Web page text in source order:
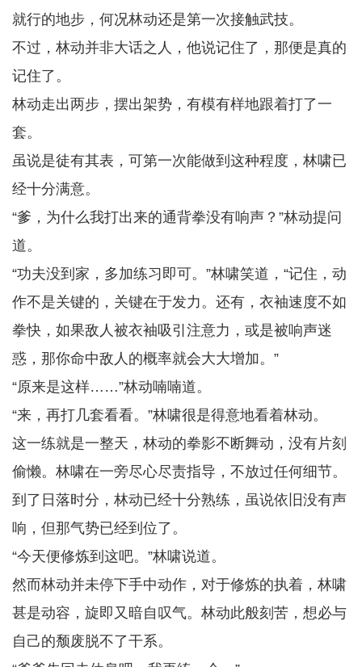
就行的地步，何况林动还是第一次接触武技。
不过，林动并非大话之人，他说记住了，那便是真的
记住了。
林动走出两步，摆出架势，有模有样地跟着打了一
套。
虽说是徒有其表，可第一次能做到这种程度，林啸已
经十分满意。
“爹，为什么我打出来的通背拳没有响声？”林动提问
道。
“功夫没到家，多加练习即可。”林啸笑道，“记住，动
作不是关键的，关键在于发力。还有，衣袖速度不如
拳快，如果敌人被衣袖吸引注意力，或是被响声迷
惑，那你命中敌人的概率就会大大增加。”
“原来是这样……”林动喃喃道。
“来，再打几套看看。”林啸很是得意地看着林动。
这一练就是一整天，林动的拳影不断舞动，没有片刻
偷懒。林啸在一旁尽心尽责指导，不放过任何细节。
到了日落时分，林动已经十分熟练，虽说依旧没有声
响，但那气势已经到位了。
“今天便修炼到这吧。”林啸说道。
然而林动并未停下手中动作，对于修炼的执着，林啸
甚是动容，旋即又暗自叹气。林动此般刻苦，想必与
自己的颓废脱不了干系。